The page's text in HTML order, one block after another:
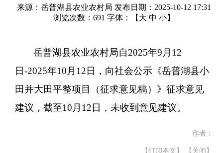
来源：岳普湖县农业农村局 发布日期：2025-10-12 17:31
浏览次数： 691 字体：【 大 中 小】
岳普湖县农业农村局自2025年9 月 12
日-2025年10 月 12日 ， 向社会公示 《岳普湖县小
田并大田平整项目（征求意见稿） 》 征求意见
建议，截至10月12日，未收到意见建议。
作者：
【打印本文】 【关闭】